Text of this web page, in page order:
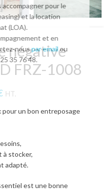
accompagner pour le
et la location
(LOA).
et en
nouspar emailou
25 35 76 48.
négative
FRZ-1008
HT.
pour un bon entreposage
à stocker,
adapté.
est une bonne